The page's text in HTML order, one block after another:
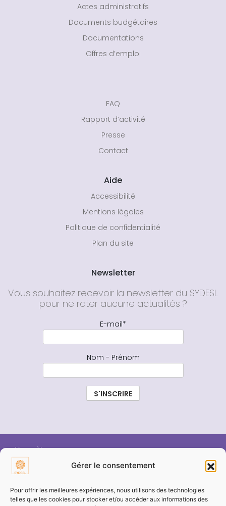
Gérer le consentement
Pour offrir les meilleures expériences, nous utilisons des technologies
telles que les cookies pour stocker et/ou accéder aux informations des
Actes administratifs
Documents budgétaires
Documentations
Offres d’emploi
FAQ
Rapport d’activité
Presse
Contact
Aide
Accessibilité
Mentions légales
Politique de confidentialité
Plan du site
Newsletter
Vous souhaitez recevoir la newsletter du SYDESL
pour ne rater aucune actualités ?
E-mail*
Nom - Prénom
Vous êtes :